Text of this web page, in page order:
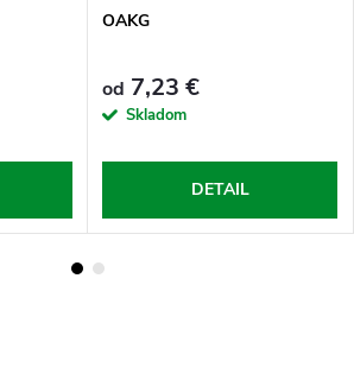
OAKG
od 7,23 €
Skladom
DETAIL